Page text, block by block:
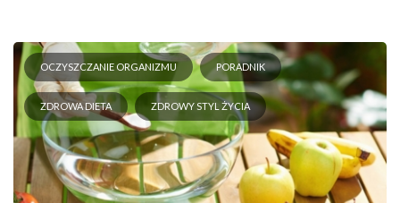
OCZYSZCZANIE ORGANIZMU PORADNIK
ZDROWA DIETA ZDROWY STYL ŻYCIA